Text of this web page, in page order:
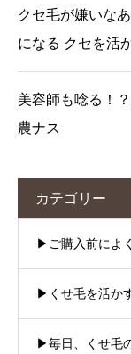
クセ毛が嫌いな
になる クセを活
美容師も唸る！
農ナス
カテゴリー
▶︎ご購入前によ
▶︎くせ毛を活か
▶︎毎日、くせ毛